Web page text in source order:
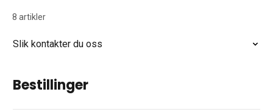
8 artikler
Slik kontakter du oss
Bestillinger